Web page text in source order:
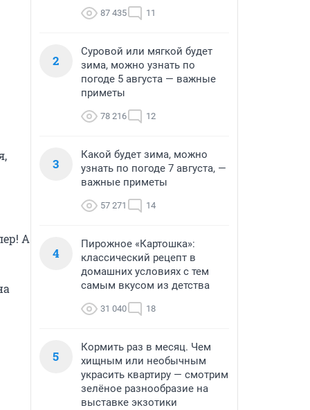
А
87 435 11
2
Суровой или мягкой будет
зима, можно узнать по
погоде 5 августа — важные
приметы
78 216 12
3
Какой будет зима, можно
узнать по погоде 7 августа, —
важные приметы
57 271 14
4
Пирожное «Картошка»:
классический рецепт в
домашних условиях с тем
самым вкусом из детства
31 040 18
5
Кормить раз в месяц. Чем
хищным или необычным
украсить квартиру — смотрим
зелёное разнообразие на
выставке экзотики